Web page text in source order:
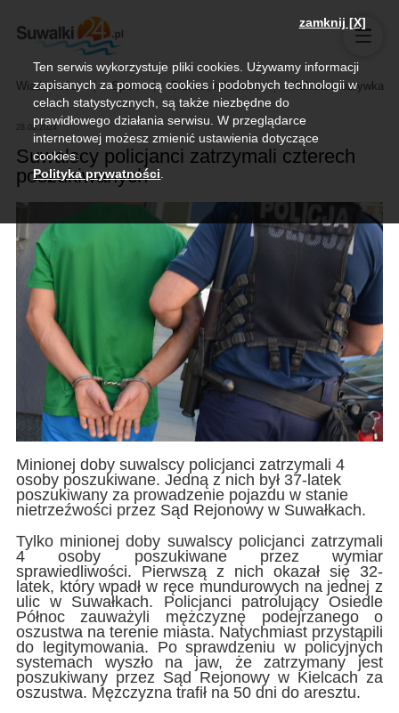
Wiadomości Sport Biznes, rolnictwo Kultura i rozrywka
28.08.2024
Suwalscy policjanci zatrzymali czterech
poszukiwanych
Minionej doby suwalscy policjanci zatrzymali 4
osoby poszukiwane. Jedną z nich był 37-latek
poszukiwany za prowadzenie pojazdu w stanie
nietrzeźwości przez Sąd Rejonowy w Suwałkach.
Tylko minionej doby suwalscy policjanci zatrzymali
4 osoby poszukiwane przez wymiar
sprawiedliwości. Pierwszą z nich okazał się 32-
latek, który wpadł w ręce mundurowych na jednej z
ulic w Suwałkach. Policjanci patrolujący Osiedle
Północ zauważyli mężczyznę podejrzanego o
oszustwa na terenie miasta. Natychmiast przystąpili
do legitymowania. Po sprawdzeniu w policyjnych
systemach wyszło na jaw, że zatrzymany jest
poszukiwany przez Sąd Rejonowy w Kielcach za
oszustwa. Mężczyzna trafił na 50 dni do aresztu.
zamknij [X]
Ten serwis wykorzystuje pliki cookies. Używamy informacji
zapisanych za pomocą cookies i podobnych technologii w
celach statystycznych, są także niezbędne do
prawidłowego działania serwisu. W przeglądarce
internetowej możesz zmienić ustawienia dotyczące
cookies.
Polityka prywatności